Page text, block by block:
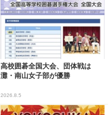
高校囲碁全国大会、団体戦は
灘・南山女子部が優勝
2026.8.5